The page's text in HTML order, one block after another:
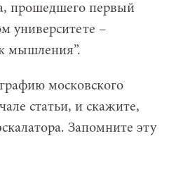
прошедшего первый
университете –
мышления”.
московского
статьи, и скажите,
Запомните эту